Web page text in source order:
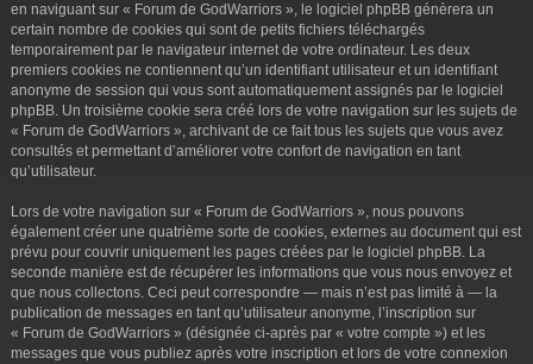
en naviguant sur « Forum de GodWarriors », le logiciel phpBB génèrera un
certain nombre de cookies qui sont de petits fichiers téléchargés
temporairement par le navigateur internet de votre ordinateur. Les deux
premiers cookies ne contiennent qu’un identifiant utilisateur et un identifiant
anonyme de session qui vous sont automatiquement assignés par le logiciel
phpBB. Un troisième cookie sera créé lors de votre navigation sur les sujets de
« Forum de GodWarriors », archivant de ce fait tous les sujets que vous avez
consultés et permettant d’améliorer votre confort de navigation en tant
qu’utilisateur.
Lors de votre navigation sur « Forum de GodWarriors », nous pouvons
également créer une quatrième sorte de cookies, externes au document qui est
prévu pour couvrir uniquement les pages créées par le logiciel phpBB. La
seconde manière est de récupérer les informations que vous nous envoyez et
que nous collectons. Ceci peut correspondre — mais n’est pas limité à — la
publication de messages en tant qu’utilisateur anonyme, l’inscription sur
« Forum de GodWarriors » (désignée ci-après par « votre compte ») et les
messages que vous publiez après votre inscription et lors de votre connexion